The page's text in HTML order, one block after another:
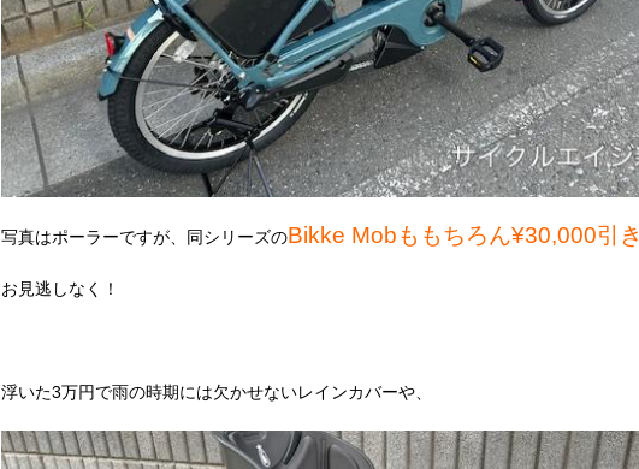
写真はポーラーですが、同シリーズのBikke Mobももちろん¥30,000引き
お見逃しなく！
浮いた3万円で雨の時期には欠かせないレインカバーや、